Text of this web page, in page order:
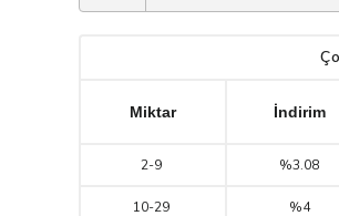
Miktar İndirim
2-9 %3.08
10-29 %4